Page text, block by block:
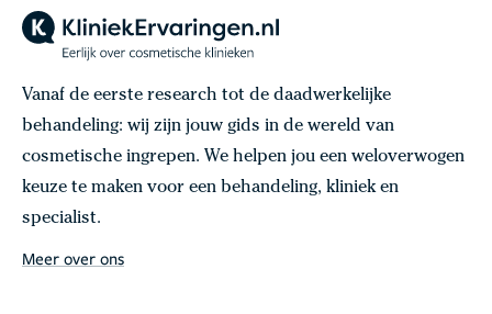
Vanaf de eerste research tot de daadwerkelijke
behandeling: wij zijn jouw gids in de wereld van
cosmetische ingrepen. We helpen jou een weloverwogen
keuze te maken voor een behandeling, kliniek en
specialist.
Meer over ons